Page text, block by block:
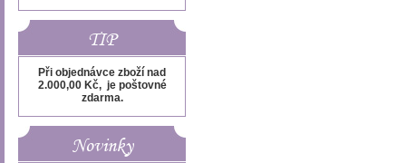
TIP
Při objednávce zboží nad
2.000,00 Kč, je poštovné
zdarma.
Novinky